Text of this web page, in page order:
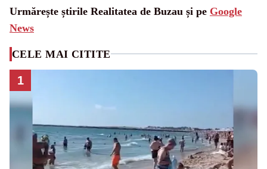
Urmărește știrile Realitatea de Buzau și pe Google
News
CELE MAI CITITE
1